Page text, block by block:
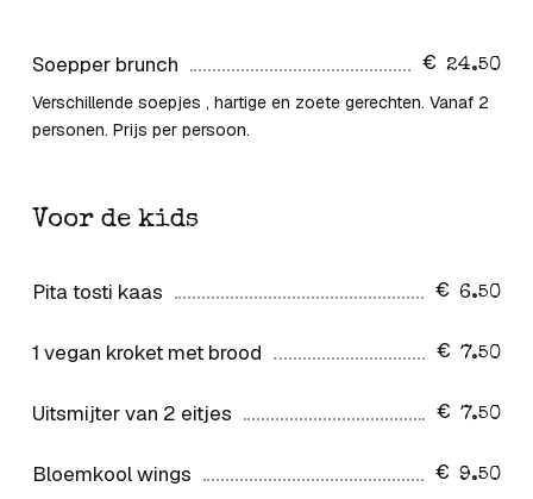
Soepper brunch 24.50
Verschillende soepjes , hartige en zoete gerechten. Vanaf 2
personen. Prijs per persoon.
Voor de kids
Pita tosti kaas 6.50
1 vegan kroket met brood 7.50
Uitsmijter van 2 eitjes 7.50
Bloemkool wings 9.50